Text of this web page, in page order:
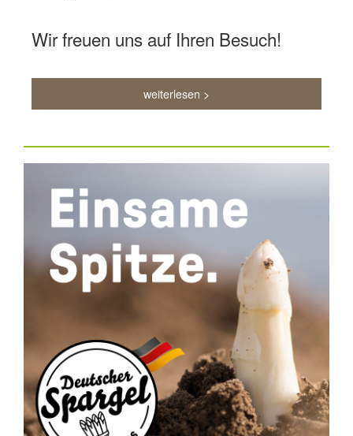
Wir freuen uns auf Ihren Besuch!
weiterlesen >